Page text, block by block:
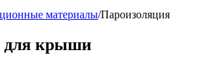
материалы/Пароизоляция
для крыши